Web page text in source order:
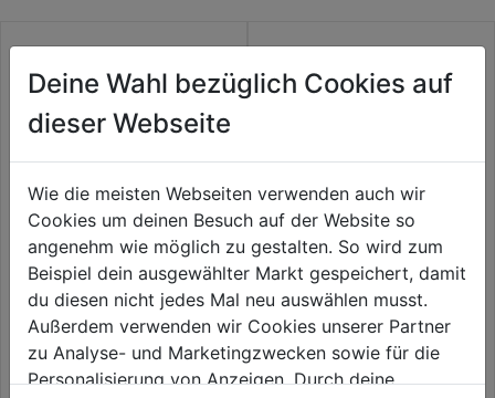
Taschenschiebelehre 155mm
in Kunststoffbox
0.0
von17,99€
Schlosserwinkel m. Anschlag
0.0
von
19,59€
Deine Wahl bezüglich Cookies auf
dieser Webseite
Wie die meisten Webseiten verwenden auch wir
Cookies um deinen Besuch auf der Website so
angenehm wie möglich zu gestalten. So wird zum
Beispiel dein ausgewählter Markt gespeichert, damit
du diesen nicht jedes Mal neu auswählen musst.
Außerdem verwenden wir Cookies unserer Partner
zu Analyse- und Marketingzwecken sowie für die
Personalisierung von Anzeigen. Durch deine